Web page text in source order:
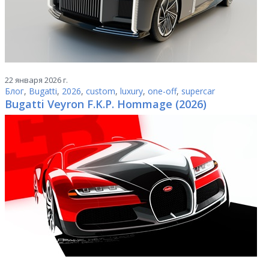
22 января 2026 г.
Блог, Bugatti, 2026, custom, luxury, one-off, supercar
Bugatti Veyron F.K.P. Hommage (2026)